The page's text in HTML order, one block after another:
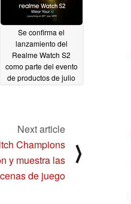
Se confirma el
lanzamiento del
Realme Watch S2
como parte del evento
de productos de julio
Next article
Champions
y muestra las
de juego
⟩